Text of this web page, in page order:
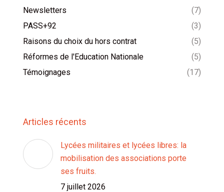
Newsletters
(7)
PASS+92
(3)
Raisons du choix du hors contrat
(5)
Réformes de l'Education Nationale
(5)
Témoignages
(17)
Articles récents
Lycées militaires et lycées libres: la
mobilisation des associations porte
ses fruits.
7 juillet 2026